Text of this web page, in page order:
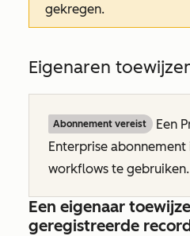
gekregen.
Eigenaren
Abonnement vereist Een
Enterprise abonnement
workflows te gebruiken.
Een eigenaar
geregistreerde